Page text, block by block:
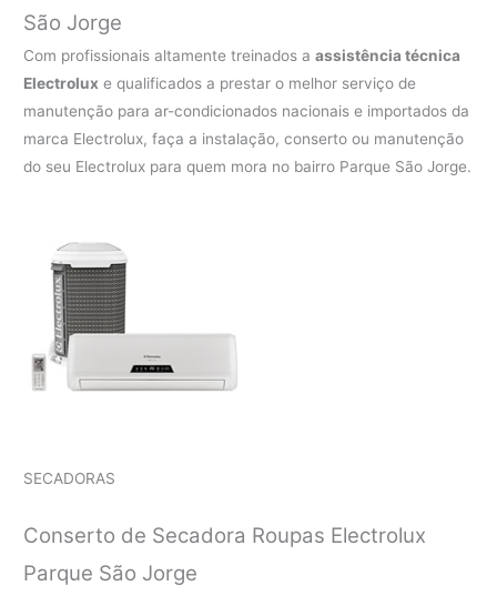
São Jorge
Com profissionais altamente treinados aassistência técnica
Electrolux e qualificados a prestar o melhor serviço de
manutenção para ar-condicionados nacionais e importados da
marca Electrolux, faça a instalação, conserto ou manutenção
do seu Electrolux para quem mora no bairro Parque São Jorge.
SECADORAS
Conserto de Secadora Roupas Electrolux
Parque São Jorge